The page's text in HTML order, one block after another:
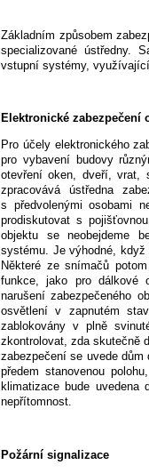
Základním způsobem
specializované ústředny.
vstupní systémy,
Elektronické zabezpečení
Pro účely elektronického
pro vybavení budovy
otevření oken, dveří, vrat,
zpracovává ústředna
s předvolenými osobami
prodiskutovat s
objektu se neobejdeme
systému. Je výhodné,
Některé ze snímačů
funkce, jako pro dálkové
narušení zabezpečeného
osvětlení v zapnutém
zablokovány v plně
zkontrolovat, zda skutečně
zabezpečení se uvede
předem stanovenou
klimatizace bude uvedena
nepřítomnost.
Požární signalizace